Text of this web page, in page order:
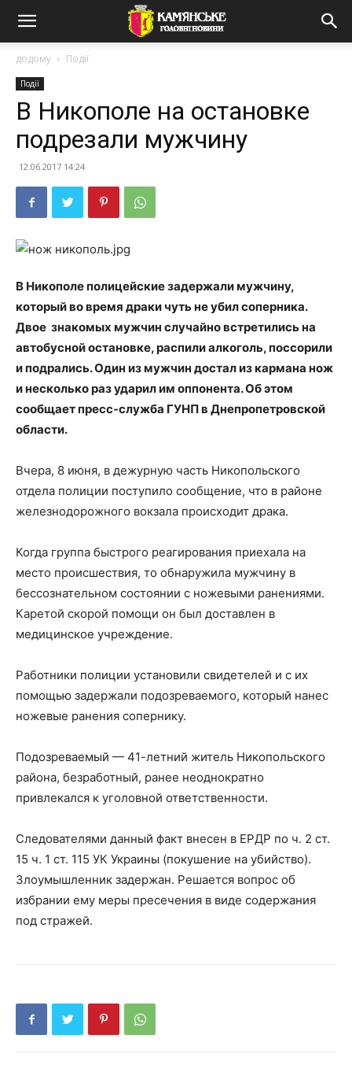
додому Події
Події
В Никополе на остановке
подрезали мужчину
12.06.2017 14:24
В Никополе полицейские задержали мужчину,
который во время драки чуть не убил соперника.
Двое знакомых мужчин случайно встретились на
автобусной остановке, распили алкоголь, поссорили
и подрались. Один из мужчин достал из кармана нож
и несколько раз ударил им оппонента. Об этом
сообщает пресс-служба ГУНП в Днепропетровской
области.
Вчера, 8 июня, в дежурную часть Никопольского
отдела полиции поступило сообщение, что в районе
железнодорожного вокзала происходит драка.
Когда группа быстрого реагирования приехала на
место происшествия, то обнаружила мужчину в
бессознательном состоянии с ножевыми ранениями.
Каретой скорой помощи он был доставлен в
медицинское учреждение.
Работники полиции установили свидетелей и с их
помощью задержали подозреваемого, который нанес
ножевые ранения сопернику.
Подозреваемый — 41-летний житель Никопольского
района, безработный, ранее неоднократно
привлекался к уголовной ответственности.
Следователями данный факт внесен в ЕРДР по ч. 2 ст.
15 ч. 1 ст. 115 УК Украины (покушение на убийство).
Злоумышленник задержан. Решается вопрос об
избрании ему меры пресечения в виде содержания
под стражей.